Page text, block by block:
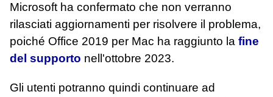
Microsoft ha confermato che non verranno
rilasciati aggiornamenti per risolvere il problema,
poiché Office 2019 per Mac ha raggiunto la fine
del supporto nell'ottobre 2023.
Gli utenti potranno quindi continuare ad